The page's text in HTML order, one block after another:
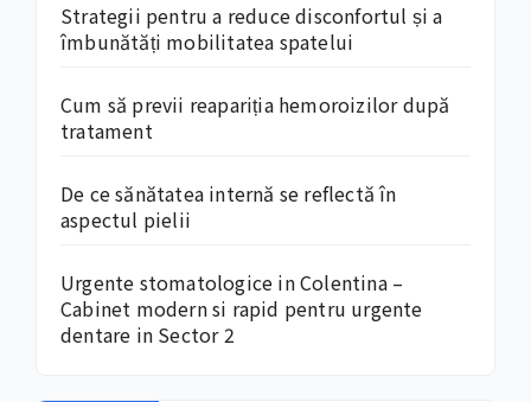
Strategii pentru a reduce disconfortul și a
îmbunătăți mobilitatea spatelui
Cum să previi reapariția hemoroizilor după
tratament
De ce sănătatea internă se reflectă în
aspectul pielii
Urgente stomatologice in Colentina –
Cabinet modern si rapid pentru urgente
dentare in Sector 2